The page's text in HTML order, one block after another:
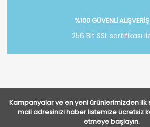
%100 GÜVENLİ ALIŞVERİŞ
256 Bit SSL sertifikası
Kampanyalar ve en yeni ürünlerimizden ilk
mail adresinizi haber listemize ücretsiz
etmeye başlayın.